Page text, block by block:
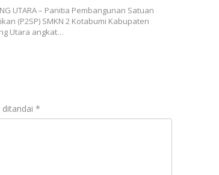
UTARA – Panitia Pembangunan Satuan
(P2SP) SMKN 2 Kotabumi Kabupaten
Utara angkat…
ditandai *